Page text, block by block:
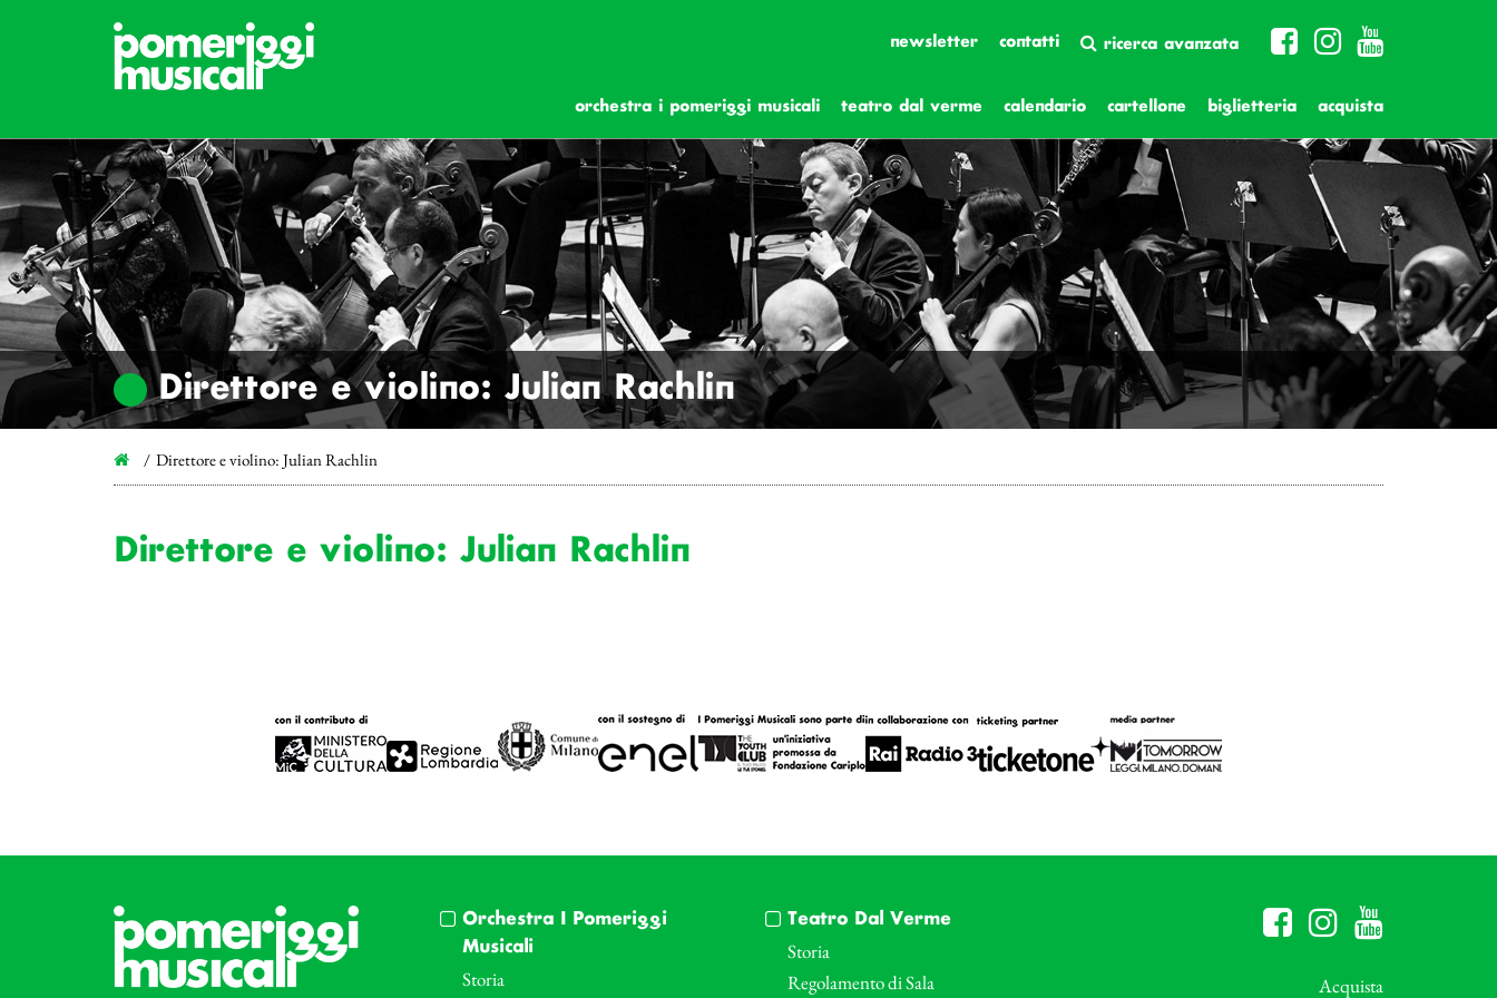
newsletter contatti ricerca avanzata
orchestra i pomeriggi musicali teatro dal verme calendario cartellone biglietteria acquista
Direttore e violino: Julian Rachlin
Direttore e violino: Julian Rachlin
Direttore e violino: Julian Rachlin
Orchestra I Pomeriggi
Musicali
Storia
Teatro Dal Verme
Storia
Regolamento di Sala
Acquista